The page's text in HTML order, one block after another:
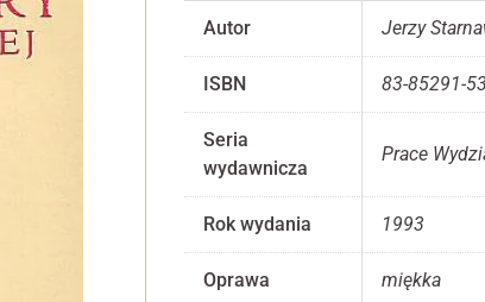
Autor Jerzy
ISBN 83-85291-
Seria
wydawnicza
Prace
Rok wydania 1993
Oprawa miękka
Te pliki
nie są
one
do